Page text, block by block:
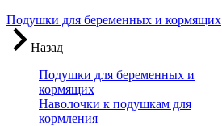
Подушки для беременных и кормящих
Назад
Подушки для беременных и
кормящих
Наволочки к подушкам для
кормления